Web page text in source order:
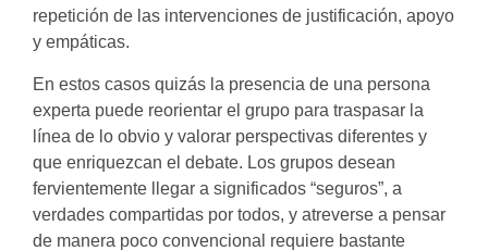
repetición de las intervenciones de justificación, apoyo
y empáticas.
En estos casos quizás la presencia de una persona
experta puede reorientar el grupo para traspasar la
línea de lo obvio y valorar perspectivas diferentes y
que enriquezcan el debate. Los grupos desean
fervientemente llegar a significados “seguros”, a
verdades compartidas por todos, y atreverse a pensar
de manera poco convencional requiere bastante